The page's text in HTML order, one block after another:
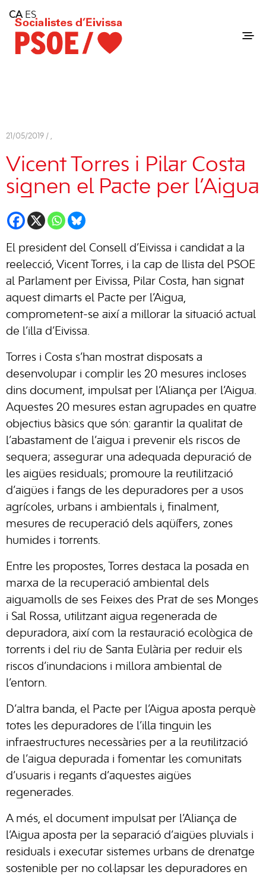
Consell Insular d'Eivissa
Services
Contact
21/05/2019 / ,
Vicent Torres i Pilar Costa
signen el Pacte per l’Aigua
El president del Consell d’Eivissa i candidat a la
reelecció, Vicent Torres, i la cap de llista del PSOE
al Parlament per Eivissa, Pilar Costa, han signat
aquest dimarts el Pacte per l’Aigua,
comprometent-se així a millorar la situació actual
de l’illa d’Eivissa.
Torres i Costa s’han mostrat disposats a
desenvolupar i complir les 20 mesures incloses
dins document, impulsat per l’Aliança per l’Aigua.
Aquestes 20 mesures estan agrupades en quatre
objectius bàsics que són: garantir la qualitat de
l’abastament de l’aigua i prevenir els riscos de
sequera; assegurar una adequada depuració de
les aigües residuals; promoure la reutilització
d’aigües i fangs de les depuradores per a usos
agrícoles, urbans i ambientals i, finalment,
mesures de recuperació dels aqüífers, zones
humides i torrents.
Entre les propostes, Torres destaca la posada en
marxa de la recuperació ambiental dels
aiguamolls de ses Feixes des Prat de ses Monges
i Sal Rossa, utilitzant aigua regenerada de
depuradora, així com la restauració ecològica de
torrents i del riu de Santa Eulària per reduir els
riscos d’inundacions i millora ambiental de
l’entorn.
D’altra banda, el Pacte per l’Aigua aposta perquè
totes les depuradores de l’illa tinguin les
infraestructures necessàries per a la reutilització
de l’aigua depurada i fomentar les comunitats
d’usuaris i regants d’aquestes aigües
regenerades.
A més, el document impulsat per l’Aliança de
l’Aigua aposta per la separació d’aigües pluvials i
residuals i executar sistemes urbans de drenatge
sostenible per no col·lapsar les depuradores en
CA ES